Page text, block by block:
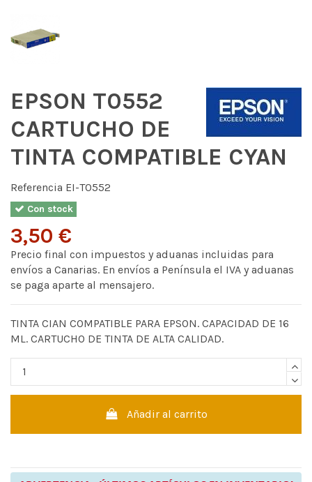
EPSON T0552
CARTUCHO DE
TINTA COMPATIBLE CYAN
Referencia EI-T0552
Con stock
3,50 €
Precio final con impuestos y aduanas incluidas para
envíos a Canarias. En envíos a Península el IVA y aduanas
se paga aparte al mensajero.
TINTA CIAN COMPATIBLE PARA EPSON. CAPACIDAD DE 16
ML. CARTUCHO DE TINTA DE ALTA CALIDAD.
Añadir al carrito